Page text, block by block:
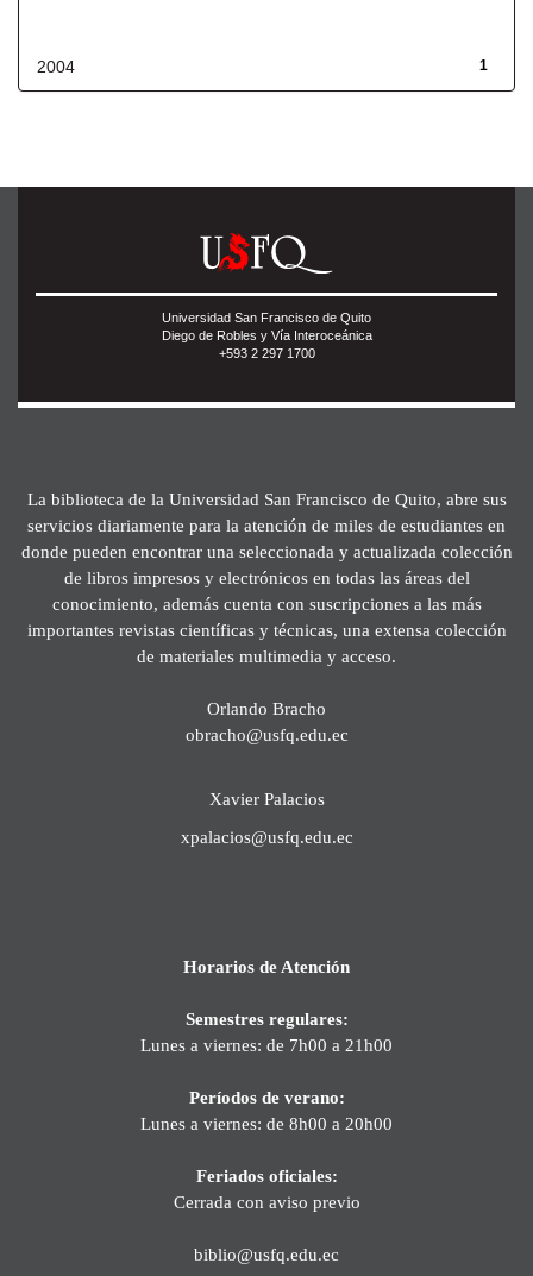
1
2004
Universidad San Francisco de Quito
Diego de Robles y Vía Interoceánica
+593 2 297 1700
La biblioteca de la Universidad San Francisco de Quito, abre sus
servicios diariamente para la atención de miles de estudiantes en
donde pueden encontrar una seleccionada y actualizada colección
de libros impresos y electrónicos en todas las áreas del
conocimiento, además cuenta con suscripciones a las más
importantes revistas científicas y técnicas, una extensa colección
de materiales multimedia y acceso.
Orlando Bracho
obracho@usfq.edu.ec
Xavier Palacios
xpalacios@usfq.edu.ec
Horarios de Atención
Semestres regulares:
Lunes a viernes: de 7h00 a 21h00
Períodos de verano:
Lunes a viernes: de 8h00 a 20h00
Feriados oficiales:
Cerrada con aviso previo
biblio@usfq.edu.ec